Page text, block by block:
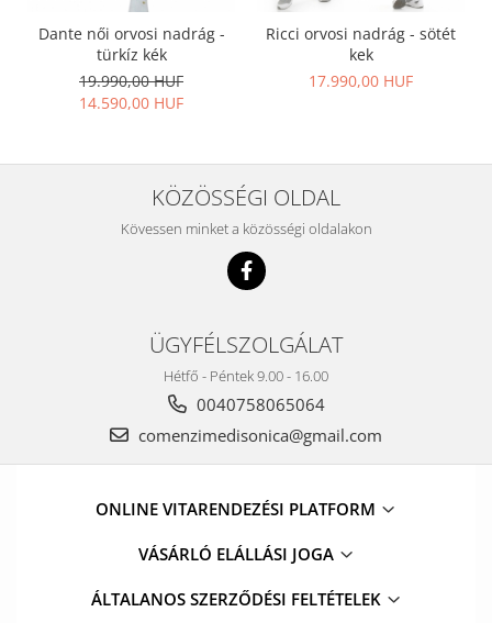
Dante női orvosi nadrág -
türkíz kék
19.990,00 HUF
14.590,00 HUF
Ricci orvosi nadrág - sötét
kek
17.990,00 HUF
KÖZÖSSÉGI OLDAL
Kövessen minket a közösségi oldalakon
ÜGYFÉLSZOLGÁLAT
Hétfő - Péntek 9.00 - 16.00
0040758065064
comenzimedisonica@gmail.com
ONLINE VITARENDEZÉSI PLATFORM
VÁSÁRLÓ ELÁLLÁSI JOGA
ÁLTALANOS SZERZŐDÉSI FELTÉTELEK